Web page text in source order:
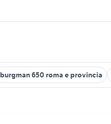
burgman 650 roma e provincia